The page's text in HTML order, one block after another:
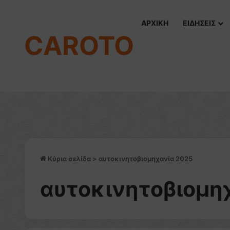
CAROTO
ΑΡΧΙΚΗ ΕΙΔΗΣΕΙΣ
Κύρια σελίδα > αυτοκινητοβιομηχανία 2025